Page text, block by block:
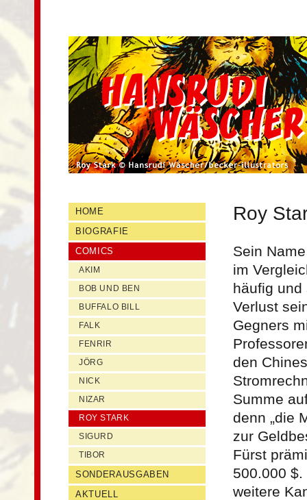
Hansrudi Wäscher
Der Comiczeichner Hansrudi Wäscher
Main menu
Skip to primary content
Skip to secondary content
HOME
BIOGRAFIE
COMICS
AKIM
BOB UND BEN
BUFFALO BILL
FALK
FENRIR
JÖRG
NICK
NIZAR
ROY STARK
SIGURD
TIBOR
SONDERAUSGABEN
AKTUELL
Roy
Sein
im
häufig
Verlust
Gegners
den
Summe
denn „die
zur
Fürst
500.000
weitere